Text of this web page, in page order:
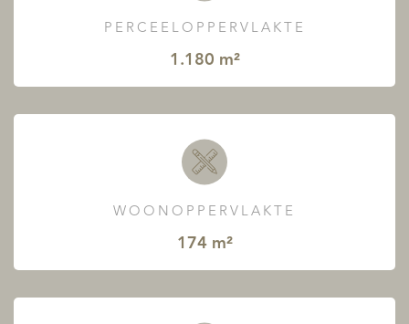
PERCEELOPPERVLAKTE
1.180 m²
WOONOPPERVLAKTE
174 m²